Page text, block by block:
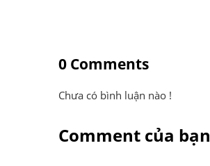
0 Comments
Chưa có bình luận nào !
Comment của bạn